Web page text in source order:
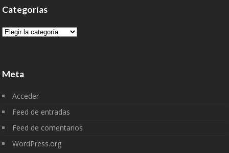
Categorías
Categorías
Meta
Acceder
Feed de entradas
Feed de comentarios
WordPress.org